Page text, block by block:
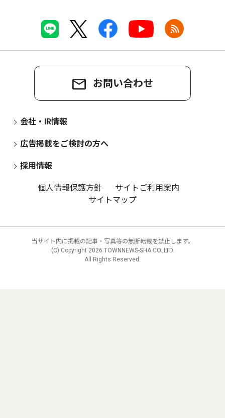
お問い合わせ
会社・IR情報
広告掲載をご検討の方へ
採用情報
個人情報保護方針
サイトご利用案内
サイトマップ
当サイト内に掲載の記事・写真等の無断転載を禁止します。
(C) Copyright 2026 TOWNNEWS-SHA CO.,LTD.
All Rights Reserved.